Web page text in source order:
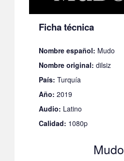
Ficha técnica
Nombre español: Mudo
Nombre original: dilsiz
País: Turquía
Año: 2019
Audio: Latino
Calidad: 1080p
Mudo